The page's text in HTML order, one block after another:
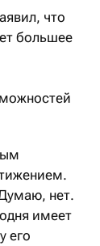
что
большее
нет.
имеет
его